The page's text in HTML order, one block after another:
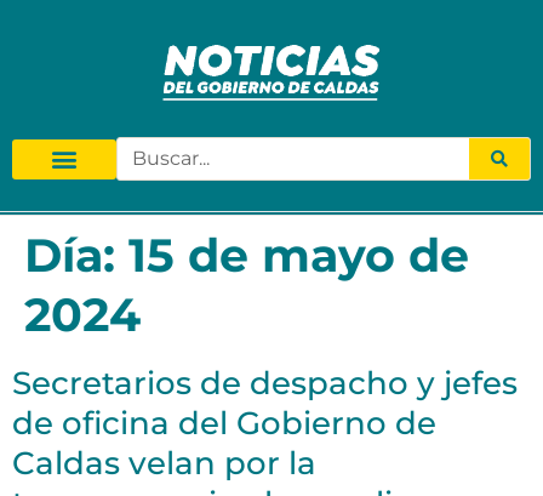
Día: 15 de mayo de
2024
Secretarios de despacho y jefes
de oficina del Gobierno de
Caldas velan por la